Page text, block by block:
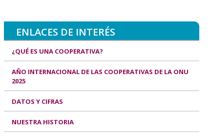
ENLACES DE INTERÉS
¿QUÉ ES UNA COOPERATIVA?
AÑO INTERNACIONAL DE LAS COOPERATIVAS DE LA ONU
2025
DATOS Y CIFRAS
NUESTRA HISTORIA